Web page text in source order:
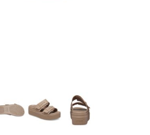
image
View larger image
View larger image
View larger